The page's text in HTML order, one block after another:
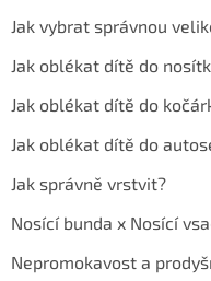
Jak vybrat správnou
Jak oblékat dítě do
Jak oblékat dítě do
Jak oblékat dítě do
Jak správně vrstvit?
Nosící bunda x Nosící
Nepromokavost a